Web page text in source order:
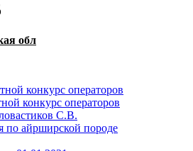
обл
конкурс операторов
конкурс операторов
С.В.
по айрширской породе